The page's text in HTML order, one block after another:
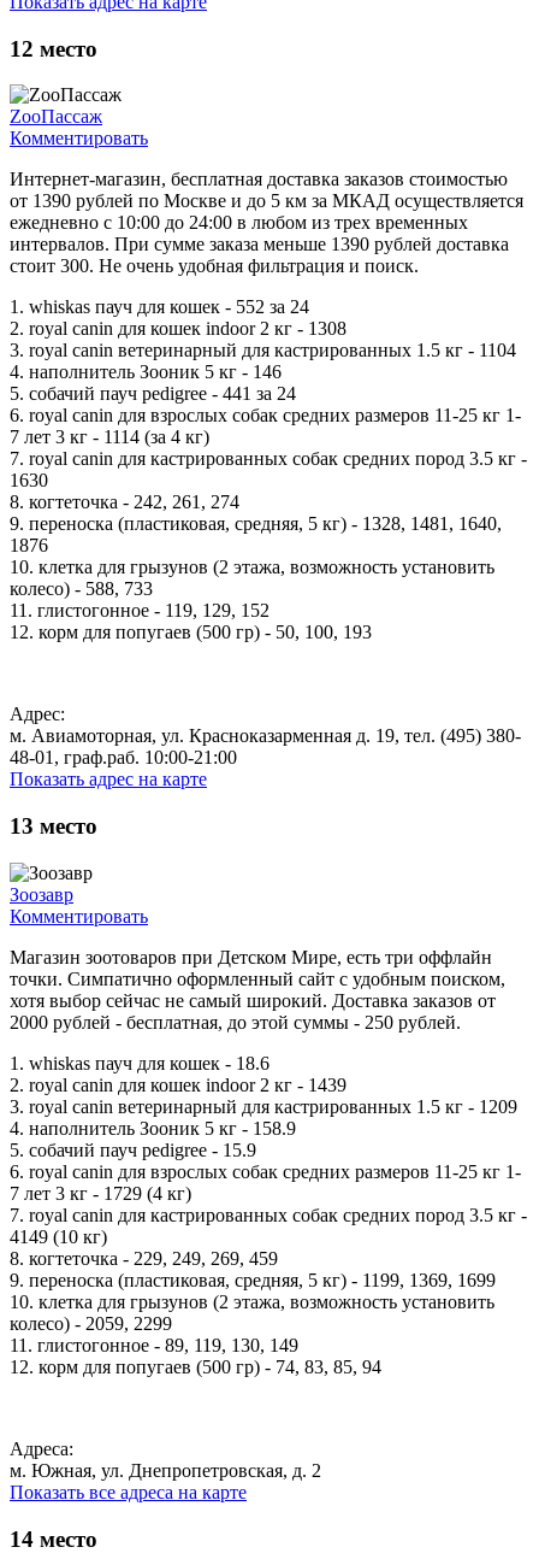
12 место
ZooПассаж
Комментировать
Интернет-магазин, бесплатная доставка заказов стоимостью
от 1390 рублей по Москве и до 5 км за МКАД осуществляется
ежедневно с 10:00 до 24:00 в любом из трех временных
интервалов. При сумме заказа меньше 1390 рублей доставка
стоит 300. Не очень удобная фильтрация и поиск.
1. whiskas пауч для кошек - 552 за 24
2. royal canin для кошек indoor 2 кг - 1308
3. royal canin ветеринарный для кастрированных 1.5 кг - 1104
4. наполнитель Зооник 5 кг - 146
5. собачий пауч pedigree - 441 за 24
6. royal canin для взрослых собак средних размеров 11-25 кг 1-
7 лет 3 кг - 1114 (за 4 кг)
7. royal canin для кастрированных собак средних пород 3.5 кг -
1630
8. когтеточка - 242, 261, 274
9. переноска (пластиковая, средняя, 5 кг) - 1328, 1481, 1640,
1876
10. клетка для грызунов (2 этажа, возможность установить
колесо) - 588, 733
11. глистогонное - 119, 129, 152
12. корм для попугаев (500 гр) - 50, 100, 193
Адрес:
м. Авиамоторная, ул. Красноказарменная д. 19, тел. (495) 380-
48-01, граф.раб. 10:00-21:00
Показать адрес на карте
13 место
Зоозавр
Комментировать
Магазин зоотоваров при Детском Мире, есть три оффлайн
точки. Симпатично оформленный сайт с удобным поиском,
хотя выбор сейчас не самый широкий. Доставка заказов от
2000 рублей - бесплатная, до этой суммы - 250 рублей.
1. whiskas пауч для кошек - 18.6
2. royal canin для кошек indoor 2 кг - 1439
3. royal canin ветеринарный для кастрированных 1.5 кг - 1209
4. наполнитель Зооник 5 кг - 158.9
5. собачий пауч pedigree - 15.9
6. royal canin для взрослых собак средних размеров 11-25 кг 1-
7 лет 3 кг - 1729 (4 кг)
7. royal canin для кастрированных собак средних пород 3.5 кг -
4149 (10 кг)
8. когтеточка - 229, 249, 269, 459
9. переноска (пластиковая, средняя, 5 кг) - 1199, 1369, 1699
10. клетка для грызунов (2 этажа, возможность установить
колесо) - 2059, 2299
11. глистогонное - 89, 119, 130, 149
12. корм для попугаев (500 гр) - 74, 83, 85, 94
Адреса:
м. Южная, ул. Днепропетровская, д. 2
Показать все адреса на карте
14 место